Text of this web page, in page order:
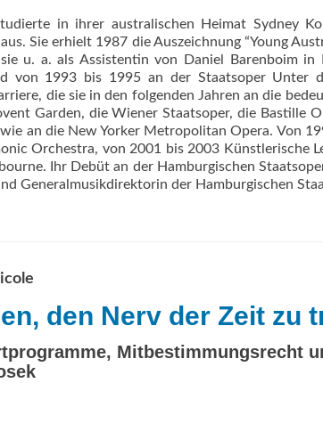
in ihrer australischen Heimat Sydney
Sie erhielt 1987 die Auszeichnung “Young
u. a. als Assistentin von Daniel Barenboim
von 1993 bis 1995 an der Staatsoper Unter
die sie in den folgenden Jahren an die
Garden, die Wiener Staatsoper, die Bastille
an die New Yorker Metropolitan Opera. Von
Orchestra, von 2001 bis 2003 Künstlerische
Ihr Debüt an der Hamburgischen
Generalmusikdirektorin der Hamburgischen
den Nerv der Zeit zu
Mitbestimmungsrecht